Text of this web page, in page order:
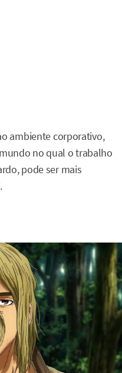
ambiente corporativo,
no qual o trabalho
pode ser mais